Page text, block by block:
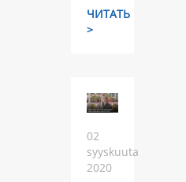
ЧИТАТЬ
>
02
syyskuuta
2020